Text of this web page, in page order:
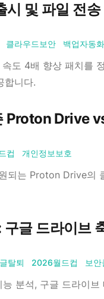
및 파일 전송
클라우드보안 백업자동화
도 4배 향상 패치를
합니다.
Proton Drive
컵 개인정보보호
되는 Proton Drive의
글 드라이브
탈퇴 2026월드컵 보안
분석, 구글 드라이